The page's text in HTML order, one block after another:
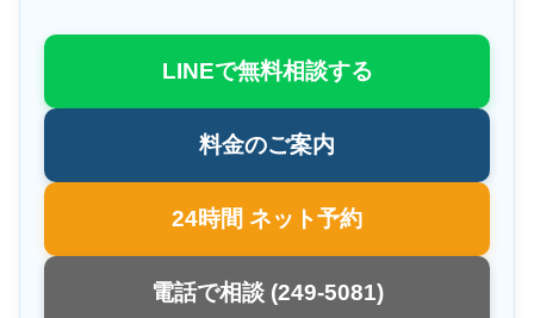
LINEで無料相談する
料金のご案内
24時間 ネット予約
電話で相談 (249-5081)